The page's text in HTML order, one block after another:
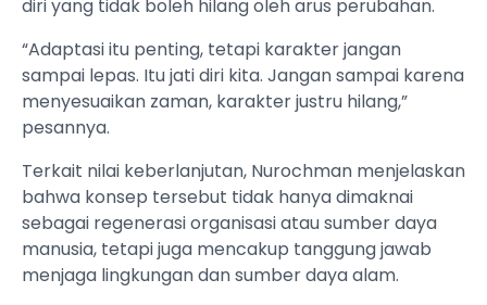
diri yang tidak boleh hilang oleh arus perubahan.
“Adaptasi itu penting, tetapi karakter jangan
sampai lepas. Itu jati diri kita. Jangan sampai karena
menyesuaikan zaman, karakter justru hilang,”
pesannya.
Terkait nilai keberlanjutan, Nurochman menjelaskan
bahwa konsep tersebut tidak hanya dimaknai
sebagai regenerasi organisasi atau sumber daya
manusia, tetapi juga mencakup tanggung jawab
menjaga lingkungan dan sumber daya alam.